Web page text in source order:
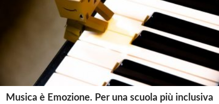
Musica è Emozione. Per una scuola più inclusiva